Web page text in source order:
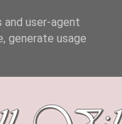
user-agent
generate usage